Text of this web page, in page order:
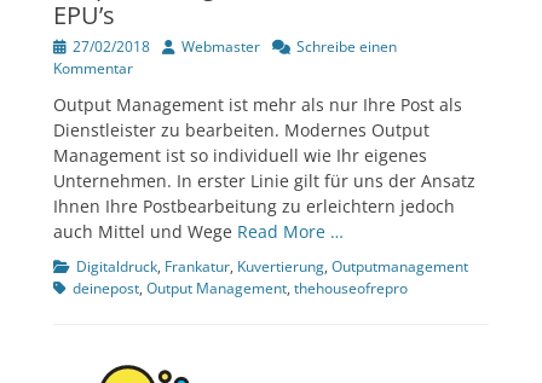
EPU’s
Veröffentlicht
am
27/02/2018 Author
Webmaster
Schreibe einen
Kommentar
Output Management ist mehr als nur Ihre Post als
Dienstleister zu bearbeiten. Modernes Output
Management ist so individuell wie Ihr eigenes
Unternehmen. In erster Linie gilt für uns der Ansatz
Ihnen Ihre Postbearbeitung zu erleichtern jedoch
auch Mittel und Wege Read More …
Kategorien
Digitaldruck, Frankatur, Kuvertierung, Outputmanagement
deinepost, Output Management, thehouseofrepro